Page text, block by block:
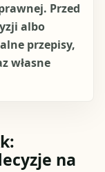
Przed
albo
przepisy,
własne
na